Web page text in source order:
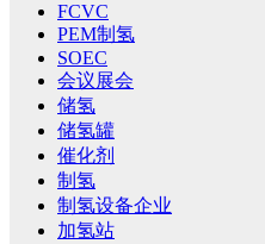
FCVC
PEM制氢
SOEC
会议展会
储氢
储氢罐
催化剂
制氢
制氢设备企业
加氢站